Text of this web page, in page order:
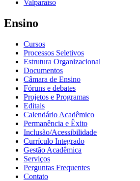
Valparaíso
Ensino
Cursos
Processos Seletivos
Estrutura Organizacional
Documentos
Câmara de Ensino
Fóruns e debates
Projetos e Programas
Editais
Calendário Acadêmico
Permanência e Êxito
Inclusão/Acessibilidade
Currículo Integrado
Gestão Acadêmica
Serviços
Perguntas Frequentes
Contato